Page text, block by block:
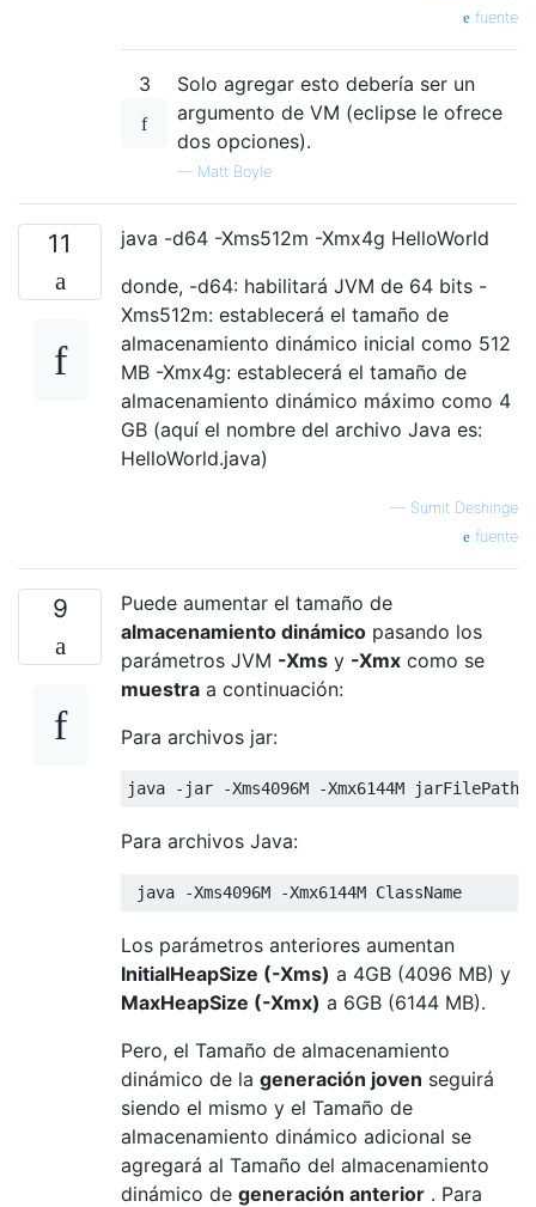
fuente
3
Solo agregar esto debería ser un
argumento de VM (eclipse le ofrece
dos opciones).
— Matt Boyle
11
java -d64 -Xms512m -Xmx4g HelloWorld
donde, -d64: habilitará JVM de 64 bits -
Xms512m: establecerá el tamaño de
almacenamiento dinámico inicial como 512
MB -Xmx4g: establecerá el tamaño de
almacenamiento dinámico máximo como 4
GB (aquí el nombre del archivo Java es:
HelloWorld.java)
— Sumit Deshinge
fuente
9
Puede aumentar el tamaño de
almacenamiento dinámico pasando los
parámetros JVM -Xms y -Xmx como se
muestra a continuación:
Para archivos jar:
java - jar -Xms4096M -Xmx6144M jarFilePath
Para archivos Java:
java -Xms4096M -Xmx6144M ClassName
Los parámetros anteriores aumentan
InitialHeapSize (-Xms) a 4GB (4096 MB) y
MaxHeapSize (-Xmx) a 6GB (6144 MB).
Pero, el Tamaño de almacenamiento
dinámico de la generación joven seguirá
siendo el mismo y el Tamaño de
almacenamiento dinámico adicional se
agregará al Tamaño del almacenamiento
dinámico de generación anterior . Para